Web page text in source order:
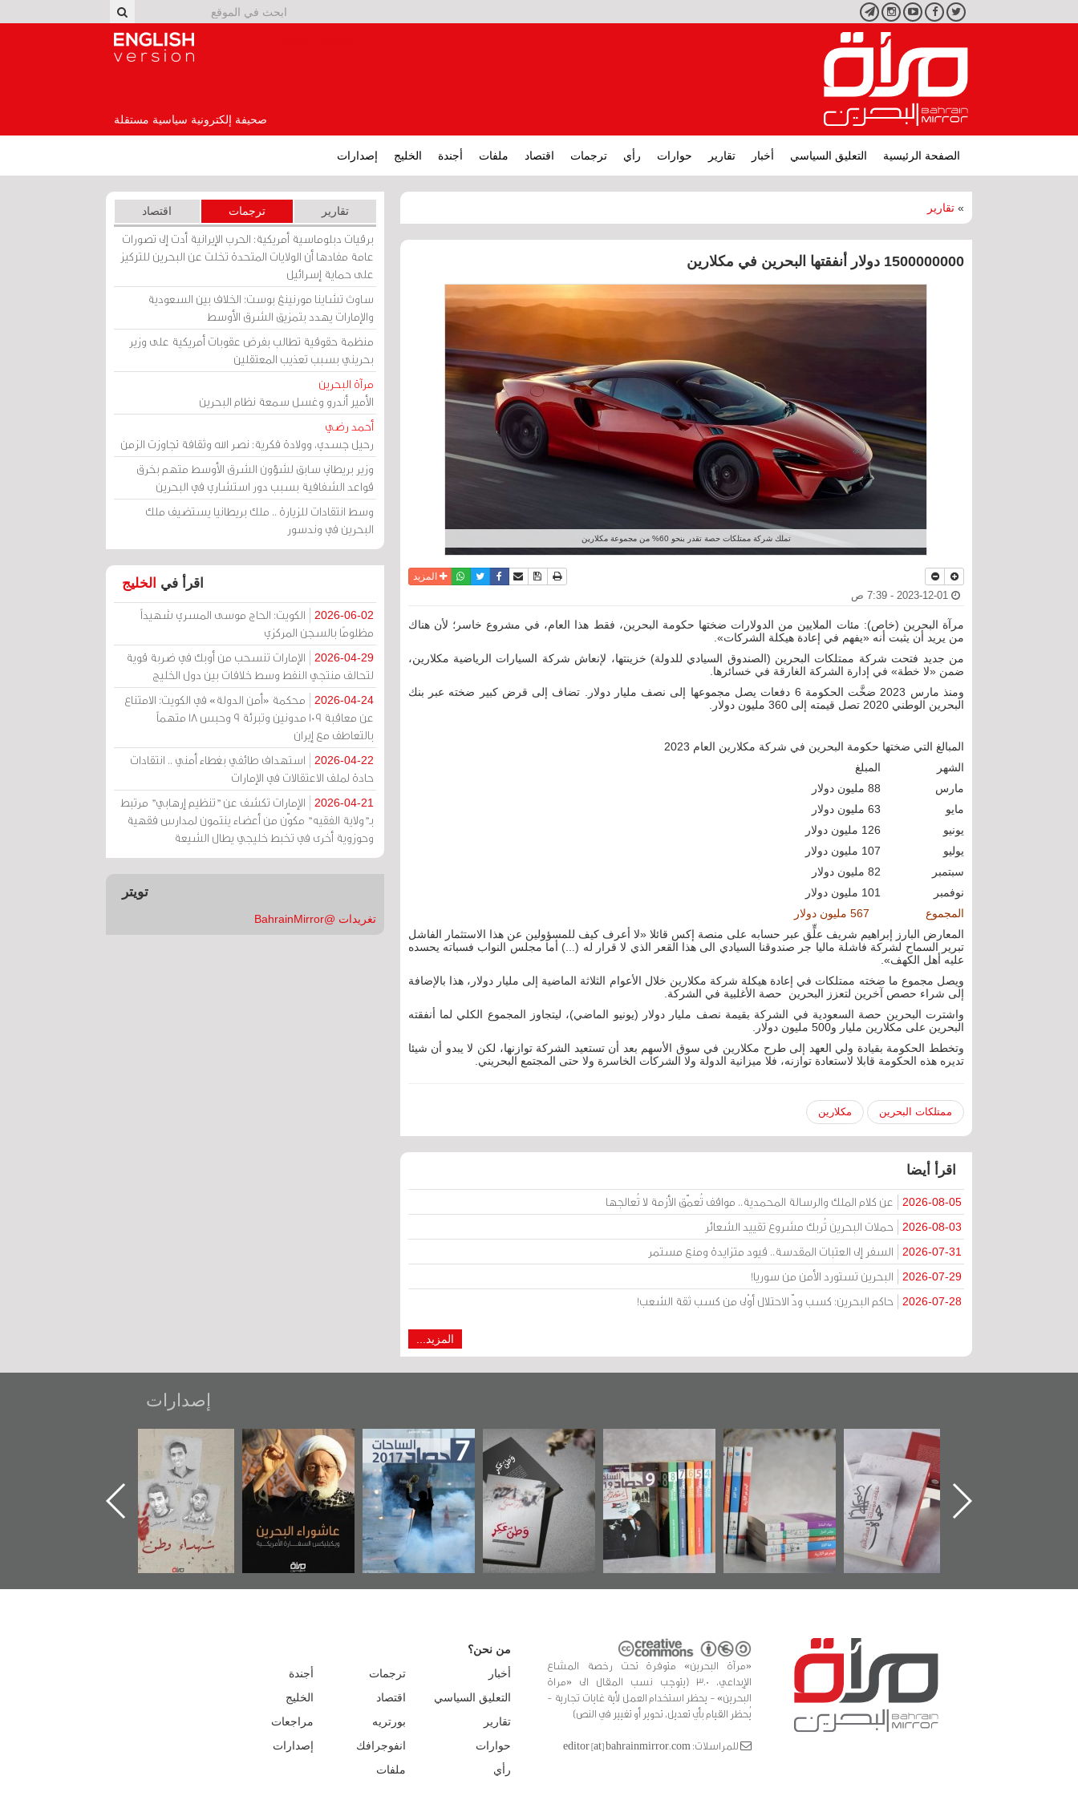
تويتر فيسبوكيوتيوبانستجرامتليجرام
صحيفة إلكترونية سياسية مستقلة
الصفحة الرئيسية التعليق السياسي أخبار تقارير حوارات رأي ترجمات اقتصاد ملفات أجندة الخليج إصدارات
» تقارير
1500000000 دولار أنفقتها البحرين في مكلارين
تملك شركة ممتلكات حصة تقدر بنحو 60% من مجموعة مكلارين
نسخة للطباعة
حفظ الموضوع
أرسل الى صديق
فيسبوكتويترواتسابالمزيد
مرآة البحرين (خاص): مئات الملايين من الدولارات ضختها حكومة البحرين، فقط هذا العام، في مشروع خاسر؛ لأن هناك
من يريد أن يثبت أنه «يفهم في إعادة هيكلة الشركات».
من جديد فتحت شركة ممتلكات البحرين (الصندوق السيادي للدولة) خزينتها، لإنعاش شركة السيارات الرياضية مكلارين،
ضمن «لا خطة» في إدارة الشركة الغارقة في خسائرها.
ومنذ مارس 2023 ضخَّت الحكومة 6 دفعات يصل مجموعها إلى نصف مليار دولار. تضاف إلى قرض كبير ضخته عبر بنك
البحرين الوطني 2020 تصل قيمته إلى 360 مليون دولار.
المبالغ التي ضختها حكومة البحرين في شركة مكلارين العام 2023
الشهر
المبلغ
مارس
88 مليون دولار
مايو
63 مليون دولار
يونيو
126 مليون دولار
يوليو
107 مليون دولار
سبتمبر
82 مليون دولار
نوفمبر
101 مليون دولار
المجموع
المعارض البارز إبراهيم شريف علٍّق عبر حسابه على منصة إكس قائلا «لا أعرف كيف للمسؤولين عن هذا الاستثمار الفاشل
تبرير السماح لشركة فاشلة ماليا جر صندوقنا السيادي الى هذا القعر الذي لا قرار له (...) أما مجلس النواب فسباته يحسده
عليه أهل الكهف».
ويصل مجموع ما ضخته ممتلكات في إعادة هيكلة شركة مكلارين خلال الأعوام الثلاثة الماضية إلى مليار دولار، هذا بالإضافة
إلى شراء حصص آخرين لتعزز البحرين حصة الأغلبية في الشركة.
واشترت البحرين حصة السعودية في الشركة بقيمة نصف مليار دولار (يونيو الماضي)، ليتجاوز المجموع الكلي لما أنفقته
البحرين على مكلارين مليار و500 مليون دولار.
وتخطط الحكومة بقيادة ولي العهد إلى طرح مكلارين في سوق الأسهم بعد أن تستعيد الشركة توازنها، لكن لا يبدو أن شيئا
تديره هذه الحكومة قابلا لاستعادة توازنه، فلا ميزانية الدولة ولا الشركات الخاسرة ولا حتى المجتمع البحريني.
ممتلكات البحرين مكلارين
اقرأ أيضا
2026-08-05 عن كلام الملك والرسالة المحمدية.. مواقف تُعمّق الأزمة لا تُعالجها
2026-08-03 حملات البحرين تُربك مشروع تقييد الشعائر
2026-07-31 السفر إلى العتبات المقدسة.. قيود متزايدة ومنع مستمر
2026-07-29 البحرين تستورد الأمن من سوريا!
2026-07-28 حاكم البحرين: كسب ودّ الاحتلال أوْلى من كسب ثقة الشعب!
المزيد...
تقارير ترجمات اقتصاد
برقيات دبلوماسية أمريكية: الحرب الإيرانية أدت إلى تصورات
عامة مفادها أن الولايات المتحدة تخلت عن البحرين للتركيز
على حماية إسرائيل
ساوث تشاينا مورنينغ بوست: الخلاف بين السعودية
والإمارات يهدد بتمزيق الشرق الأوسط
منظمة حقوقية تطالب بفرض عقوبات أمريكية على وزير
بحريني بسبب تعذيب المعتقلين
مرآة البحرين
الأمير أندرو وغسل سمعة نظام البحرين
أحمد رضي
رحيل جسدي، وولادة فكرية: نصر الله وثقافة تجاوزت الزمن
وزير بريطاني سابق لشؤون الشرق الأوسط متهم بخرق
قواعد الشفافية بسبب دور استشاري في البحرين
وسط انتقادات للزيارة .. ملك بريطانيا يستضيف ملك
البحرين في وندسور
اقرأ في الخليج
2026-06-02
الكويت: الحاج موسى المسري شهيداً
مظلومًا بالسجن المركزي
2026-04-29
الإمارات تنسحب من أوبك في ضربة قوية
لتحالف منتجي النفط وسط خلافات بين دول الخليج
2026-04-24
محكمة «أمن الدولة» في الكويت: الامتناع
عن معاقبة 109 مدونين وتبرئة 9 وحبس 18 متهماً
بالتعاطف مع إيران
2026-04-22
استهداف طائفي بغطاء أمني .. انتقادات
حادة لملف الاعتقالات في الإمارات
2026-04-21
الإمارات تكشف عن "تنظيم إرهابي" مرتبط
بـ"ولاية الفقيه" مكوّن من أعضاء ينتمون لمدارس فقهية
وحوزوية أخرى في تخبط خليجي يطال الشيعة
تويتر
تغريدات @BahrainMirror
إصدارات
السهلاوي في ذكراه
"حماة الباب الأخير":
الإصدار الأول عن
اعتصام الدراز
وأحداث ساحة
الفداء لمركز أوال
للدراسات والتوثيق
تصنيف موضوعي
للوثائق البريطانية
يقدمه «مركز أوال»
في سلسلة من 5
كتب
تصدر حصاد
الساحات 2019
«وطن عكر» رواية
جديدة لمعتقل
عسكري تصدر عن
«مرآة البحرين»
حصاد 2017
عاشوراء البحرين...
ويكيليكس السفارة
الأمريكية
شهداء وطن
«مرآة البحرين» متوفرة تحت رخصة المشاع
الإبداعي، 3.0 (يتوجب نسب المقال الى «مراة
البحرين» - يحظر استخدام العمل لأية غايات تجارية -
يُحظر القيام بأي تعديل، تحوير أو تغيير في النص)
للمراسلات: editor [at] bahrainmirror.com
من نحن؟
أخبار
التعليق السياسي
تقارير
حوارات
رأي
ترجمات
اقتصاد
بورتريه
انفوجرافك
ملفات
أجندة
الخليج
مراجعات
إصدارات